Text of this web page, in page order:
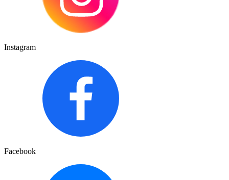
Instagram
Facebook